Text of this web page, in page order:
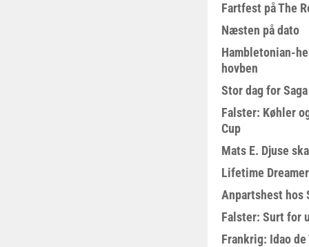
Fartfest på The
Næsten på dato
Hambletonian-
hovben
Stor dag for
Falster: Køhler
Cup
Mats E. Djuse
Lifetime
Anpartshest hos
Falster: Surt for
Frankrig: Idao